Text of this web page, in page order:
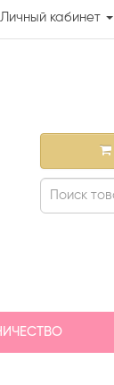
Личный кабинет